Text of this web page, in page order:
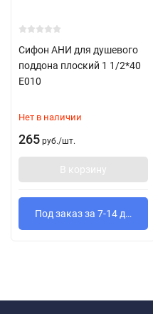
Сифон АНИ для душевого
поддона плоский 1 1/2*40
Е010
Нет в наличии
265 руб./шт.
В корзину
Под заказ за 7-14 дней